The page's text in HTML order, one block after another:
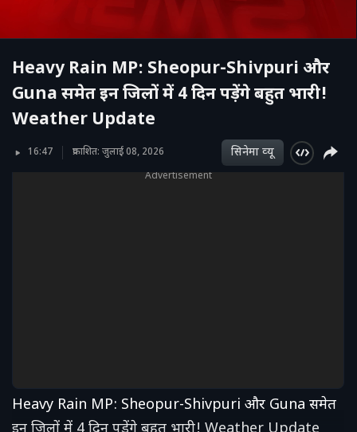
Heavy Rain MP: Sheopur-Shivpuri और
Guna समेत इन जिलों में 4 दिन पड़ेंगे बहुत भारी!
Weather Update
16:47 प्रकाशित: जुलाई 08, 2026 सिनेमा व्‍यू
Advertisement
Heavy Rain MP: Sheopur-Shivpuri और Guna समेत